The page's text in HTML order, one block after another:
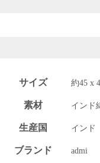
サイズ 約45 x
素材 インド
生産国 インド
ブランド admi